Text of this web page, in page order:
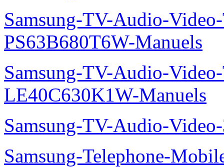
Samsung-TV-Audio-
PS63B680T6W-Manuels
Samsung-TV-Audio-
LE40C630K1W-Manuels
Samsung-TV-Audio-
Samsung-Telephone-